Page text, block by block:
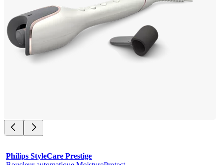
Philips StyleCare Prestige